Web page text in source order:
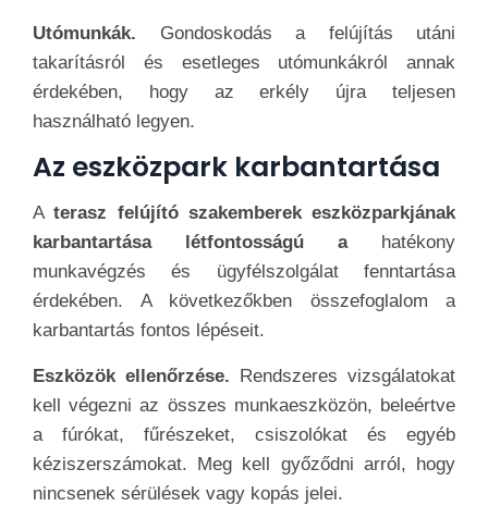
Utómunkák. Gondoskodás a felújítás utáni
takarításról és esetleges utómunkákról annak
érdekében, hogy az erkély újra teljesen
használható legyen.
Az eszközpark karbantartása
Aterasz felújító szakemberek eszközparkjának
karbantartása létfontosságú ahatékony
munkavégzés és ügyfélszolgálat fenntartása
érdekében. A következőkben összefoglalom a
karbantartás fontos lépéseit.
Eszközök ellenőrzése. Rendszeres vizsgálatokat
kell végezni az összes munkaeszközön, beleértve
a fúrókat, fűrészeket, csiszolókat és egyéb
kéziszerszámokat. Meg kell győződni arról, hogy
nincsenek sérülések vagy kopás jelei.